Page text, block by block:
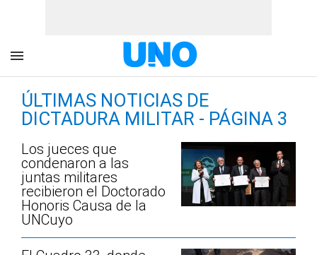
ÚLTIMAS NOTICIAS DE
DICTADURA MILITAR - PÁGINA 3
Los jueces que
condenaron a las
juntas militares
recibieron el Doctorado
Honoris Causa de la
UNCuyo